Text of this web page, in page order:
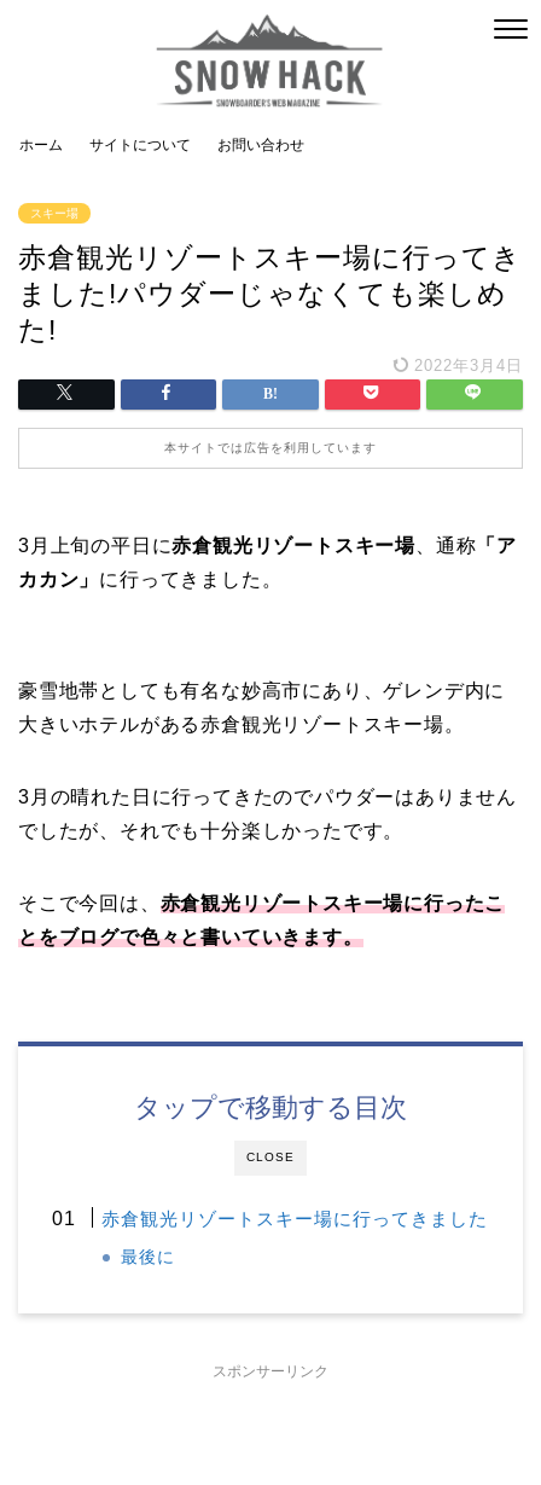
ホーム サイトについて お問い合わせ
スキー場
赤倉観光リゾートスキー場に行ってき
ました!パウダーじゃなくても楽しめ
た!
2022年3月4日
本サイトでは広告を利用しています
3月上旬の平日に赤倉観光リゾートスキー場 、通称 「ア
カカン」 に行ってきました。
豪雪地帯としても有名な妙高市にあり、ゲレンデ内に
大きいホテルがある赤倉観光リゾートスキー場。
3月の晴れた日に行ってきたのでパウダーはありません
でしたが、それでも十分楽しかったです。
そこで今回は、 赤倉観光リゾートスキー場に行ったこ
とをブログで色々と書いていきます。
CLOSE
タップで移動する目次
赤倉観光リゾートスキー場に行ってきました
最後に
スポンサーリンク